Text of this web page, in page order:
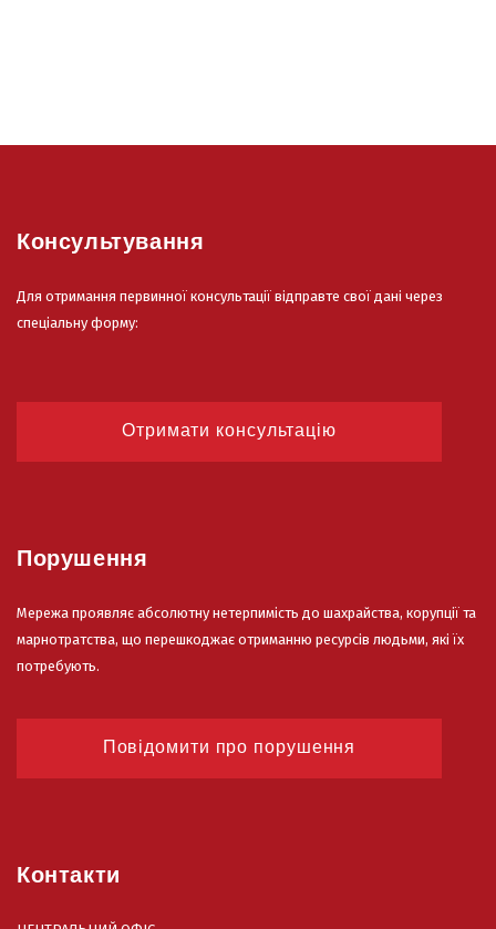
Консультування
Для отримання первинної консультації відправте свої дані через
спеціальну форму:
Отримати консультацію
Порушення
Мережа проявляє абсолютну нетерпимість до шахрайства, корупції та
марнотратства, що перешкоджає отриманню ресурсів людьми, які їх
потребують.
Повідомити про порушення
Контакти